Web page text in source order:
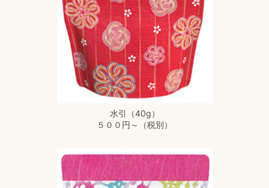
水引（40g）
５００円～（税別）